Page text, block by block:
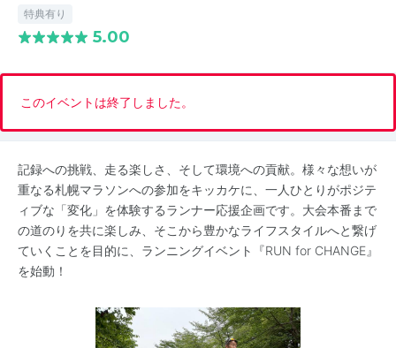
特典有り
5.00
このイベントは終了しました。
記録への挑戦、走る楽しさ、そして環境への貢献。様々な想いが
重なる札幌マラソンへの参加をキッカケに、一人ひとりがポジテ
ィブな「変化」を体験するランナー応援企画です。大会本番まで
の道のりを共に楽しみ、そこから豊かなライフスタイルへと繋げ
ていくことを目的に、ランニングイベント『RUN for CHANGE』
を始動！